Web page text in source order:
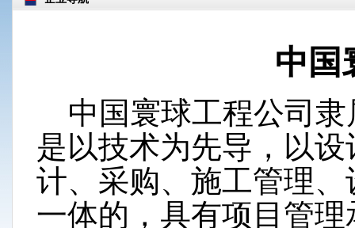
中国
中国寰球工程公司隶
是以技术为先导，以
计、采购、施工管理
一体的，具有项目管